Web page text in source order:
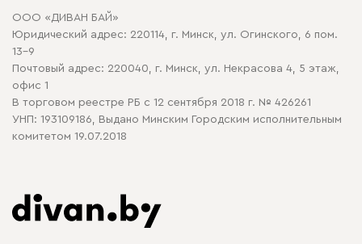
Политика конфиденциальности
Политика в отношении обработки cookie
ООО «ДИВАН БАЙ»
Юридический адрес: 220114, г. Минск, ул. Огинского, 6 пом.
13-9
Почтовый адрес: 220040, г. Минск, ул. Некрасова 4, 5 этаж,
офис 1
В торговом реестре РБ с 12 сентября 2018 г. № 426261
УНП: 193109186, Выдано Минским Городским исполнительным
комитетом 19.07.2018